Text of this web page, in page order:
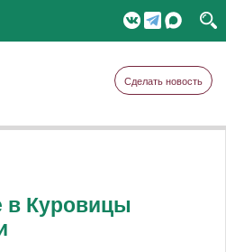
Сделать новость
в Куровицы